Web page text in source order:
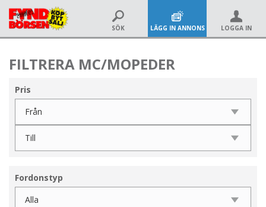
SÖK LÄGG IN ANNONS LOGGA IN
FILTRERA MC/MOPEDER
Pris
Fordonstyp